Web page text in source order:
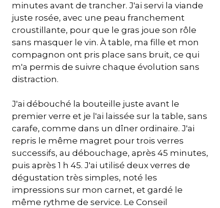
minutes avant de trancher. J'ai servi la viande
juste rosée, avec une peau franchement
croustillante, pour que le gras joue son rôle
sans masquer le vin. À table, ma fille et mon
compagnon ont pris place sans bruit, ce qui
m'a permis de suivre chaque évolution sans
distraction.
J'ai débouché la bouteille juste avant le
premier verre et je l'ai laissée sur la table, sans
carafe, comme dans un dîner ordinaire. J'ai
repris le même magret pour trois verres
successifs, au débouchage, après 45 minutes,
puis après 1 h 45. J'ai utilisé deux verres de
dégustation très simples, noté les
impressions sur mon carnet, et gardé le
même rythme de service. Le Conseil